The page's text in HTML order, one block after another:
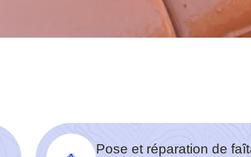
Pose et réparation de